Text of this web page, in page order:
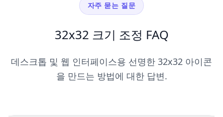
자주 묻는 질문
32x32 크기 조정 FAQ
데스크톱 및 웹 인터페이스용 선명한 32x32 아이콘
을 만드는 방법에 대한 답변.